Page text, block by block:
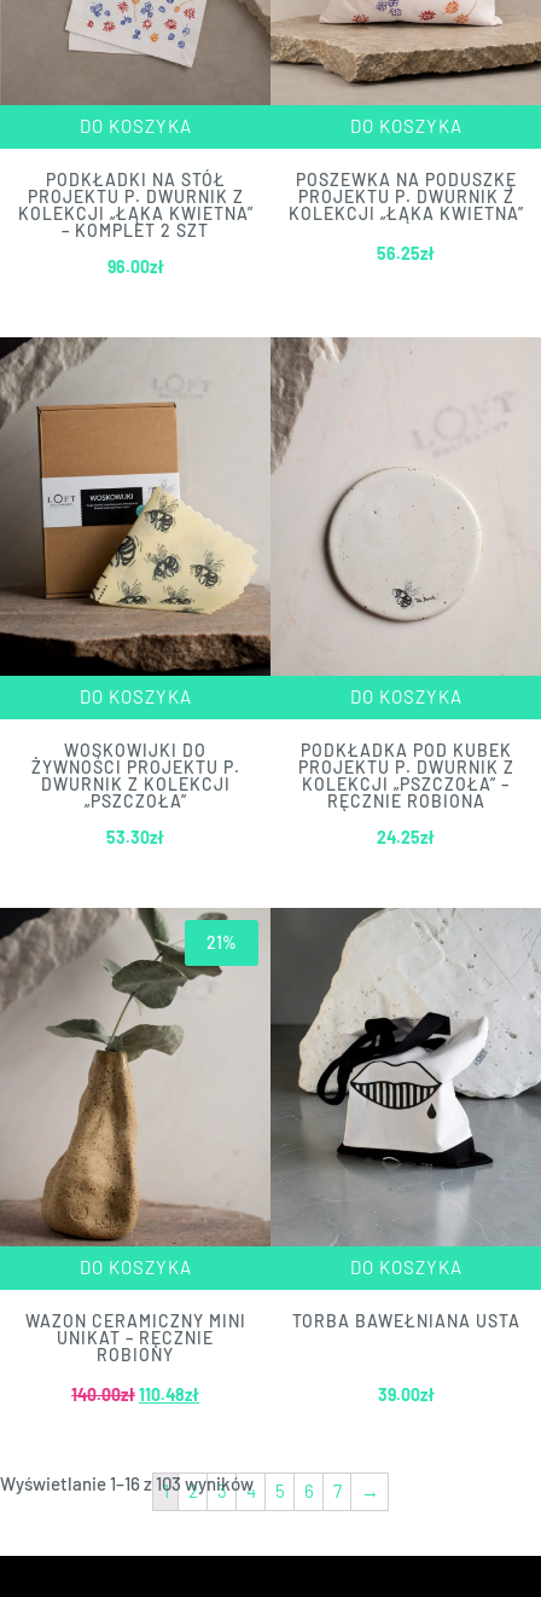
DO KOSZYKA
PODKŁADKI NA STÓŁ
PROJEKTU P. DWURNIK Z
KOLEKCJI „ŁĄKA KWIETNA”
– KOMPLET 2 SZT
96.00zł
DO KOSZYKA
POSZEWKA NA PODUSZKĘ
PROJEKTU P. DWURNIK Z
KOLEKCJI „ŁĄKA KWIETNA”
56.25zł
DO KOSZYKA
WOSKOWIJKI DO
ŻYWNOŚCI PROJEKTU P.
DWURNIK Z KOLEKCJI
„PSZCZOŁA”
53.30zł
DO KOSZYKA
PODKŁADKA POD KUBEK
PROJEKTU P. DWURNIK Z
KOLEKCJI „PSZCZOŁA” –
RĘCZNIE ROBIONA
24.25zł
21%
DO KOSZYKA
WAZON CERAMICZNY MINI
UNIKAT – RĘCZNIE
ROBIONY
140.00zł110.48zł
DO KOSZYKA
TORBA BAWEŁNIANA USTA
39.00zł
Wyświetlanie 1–16 z 103 wyników
1 2 3 4 5 6 7 →